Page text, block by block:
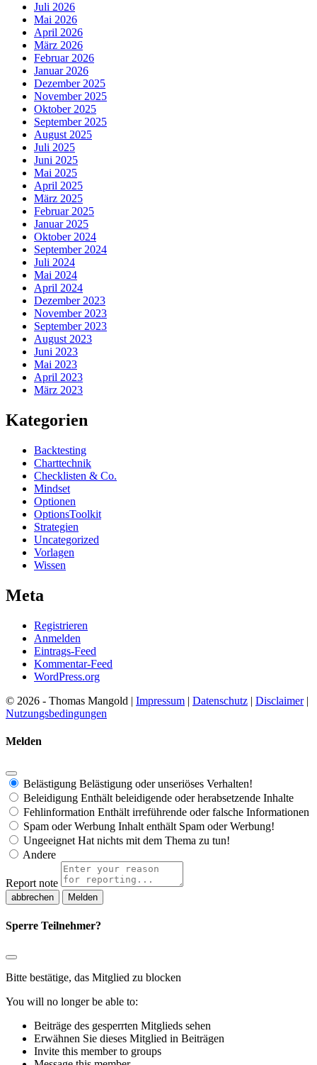
Juli 2026
Mai 2026
April 2026
März 2026
Februar 2026
Januar 2026
Dezember 2025
November 2025
Oktober 2025
September 2025
August 2025
Juli 2025
Juni 2025
Mai 2025
April 2025
März 2025
Februar 2025
Januar 2025
Oktober 2024
September 2024
Juli 2024
Mai 2024
April 2024
Dezember 2023
November 2023
September 2023
August 2023
Juni 2023
Mai 2023
April 2023
März 2023
Kategorien
Backtesting
Charttechnik
Checklisten & Co.
Mindset
Optionen
OptionsToolkit
Strategien
Uncategorized
Vorlagen
Wissen
Meta
Registrieren
Anmelden
Eintrags-Feed
Kommentar-Feed
WordPress.org
© 2026 - Thomas Mangold | Impressum | Datenschutz | Disclaimer|
Nutzungsbedingungen
Melden
Belästigung Belästigung oder unseriöses Verhalten!
Beleidigung Enthält beleidigende oder herabsetzende Inhalte
Fehlinformation Enthält irreführende oder falsche Informationen
Spam oder Werbung Inhalt enthält Spam oder Werbung!
Ungeeignet Hat nichts mit dem Thema zu tun!
Andere
Report note
Melden
Sperre Teilnehmer?
Bitte bestätige, das Mitglied zu blocken
You will no longer be able to:
Beiträge des gesperrten Mitglieds sehen
Erwähnen Sie dieses Mitglied in Beiträgen
Invite this member to groups